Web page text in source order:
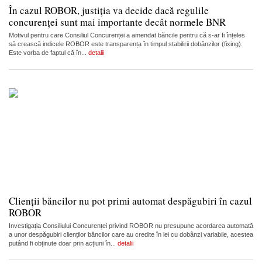
În cazul ROBOR, justiția va decide dacă regulile
concurenței sunt mai importante decât normele BNR
Motivul pentru care Consiliul Concurenței a amendat băncile pentru că s-ar fi înțeles
să crească indicele ROBOR este transparența în timpul stabilirii dobânzilor (fixing).
Este vorba de faptul că în... detalii
Clienții băncilor nu pot primi automat despăgubiri în cazul
ROBOR
Investigația Consiliului Concurenței privind ROBOR nu presupune acordarea automată
a unor despăgubiri clienților băncilor care au credite în lei cu dobânzi variabile, acestea
putând fi obținute doar prin acțiuni în... detalii